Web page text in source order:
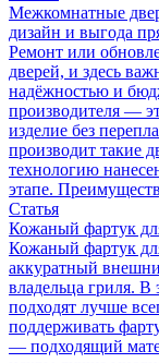
Межкомнатные
дизайн и выгода
Ремонт или
дверей, и здесь
надёжностью и
производителя —
изделие без
производит такие
технологию
этапе.
Статья
Кожаный фартук
Кожаный фартук
аккуратный
владельца гриля. В
подходят лучше
поддерживать
— подходящий